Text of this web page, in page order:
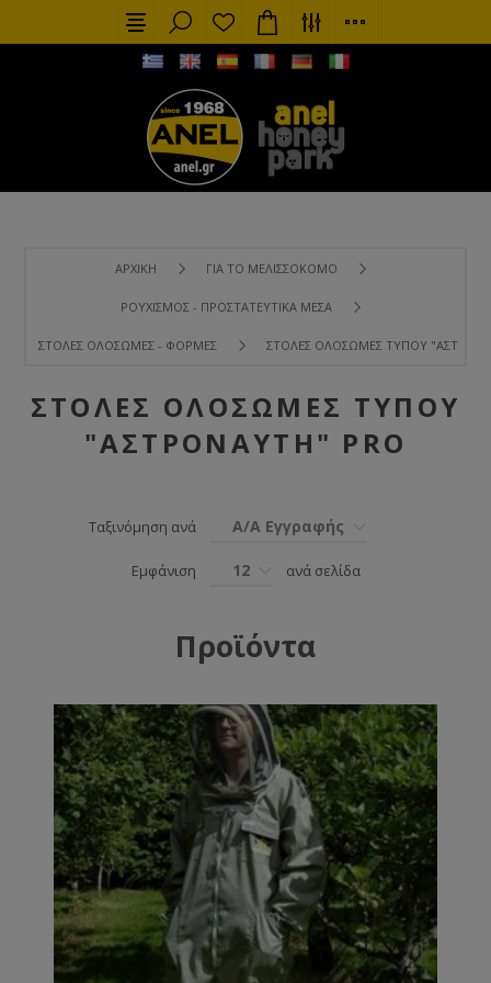
ΑΡΧΙΚΉ ΓΙΑ ΤΟ ΜΕΛΙΣΣΟΚΌΜΟ
ΡΟΥΧΙΣΜΌΣ - ΠΡΟΣΤΑΤΕΥΤΙΚΆ ΜΈΣΑ
ΣΤΟΛΈΣ ΟΛΌΣΩΜΕΣ - ΦΌΡΜΕΣ ΣΤΟΛΈΣ ΟΛΌΣΩΜΕΣ ΤΎΠΟΥ
ΣΤΟΛΈΣ ΟΛΌΣΩΜΕΣ ΤΎΠΟΥ
"ΑΣΤΡΟΝΑΎΤΗ" PRO
Ταξινόμηση ανά Α/Α Εγγραφής
Εμφάνιση 12 ανά σελίδα
Προϊόντα